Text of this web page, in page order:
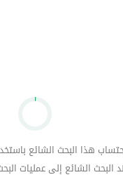
24 ساعة
هذا البحث الشائع
البحث الشائع إلى عمليات